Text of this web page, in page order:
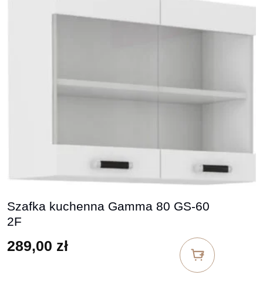
Szafka kuchenna Gamma 80 GS-60
2F
289,00 zł